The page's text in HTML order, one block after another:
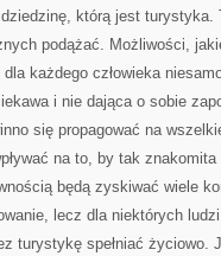
dziedzinę, którą jest
podążać. Możliwości,
każdego człowieka
i nie dająca o sobie
się propagować na
na to, by tak znakomita
będą zyskiwać wiele
lecz dla niektórych
turystykę spełniać życiowo.